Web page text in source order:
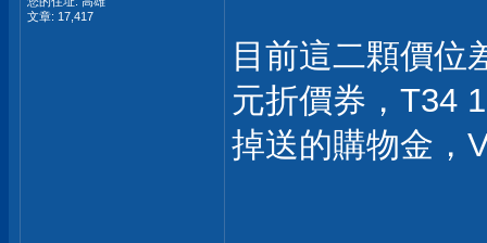
文章: 17,417
目前這二顆價位
元折價券，T34
掉送的購物金，